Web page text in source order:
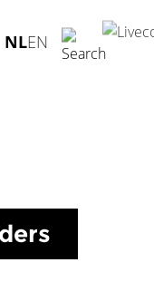
NLEN
cultuurcentrum,